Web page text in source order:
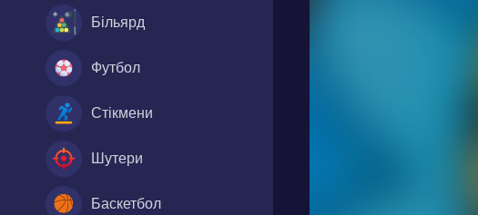
Більярд
Футбол
Стікмени
Шутери
Баскетбол